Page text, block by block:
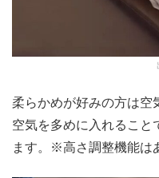
柔らかめが好みの方は空
空気を多めに入れること
ます。※高さ調整機能は